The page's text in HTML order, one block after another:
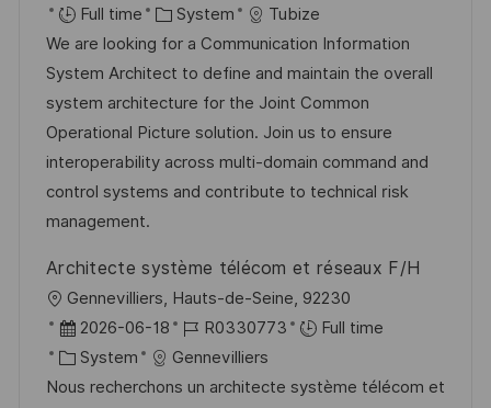
o
c
a
t
i
o
n
o
s
t
e
d
D
a
o
b
I
d
Full time
C
a
t
e
g
o
r
System
Tubize
We are looking for a Communication Information
System Architect to define and maintain the overall
system architecture for the Joint Common
Operational Picture solution. Join us to ensure
interoperability across multi-domain command and
control systems and contribute to technical risk
management.
Architecte système télécom et réseaux F/H
L
o
c
a
Gennevilliers, Hauts-de-Seine, 92230
P
o
s
2026-06-18
J
o
b
R0330773
Full time
C
a
System
Gennevilliers
Nous recherchons un architecte système télécom et